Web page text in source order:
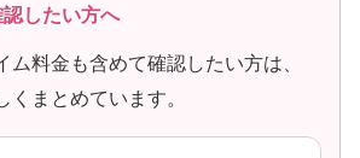
したい方へ
ム料金も含めて確認したい方は、
くまとめています。